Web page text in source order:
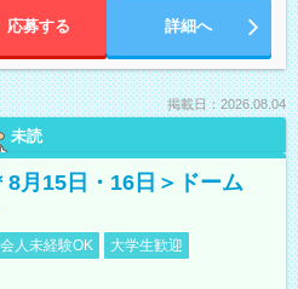
応募する 詳細へ
掲載日：2026.08.04
未読
8月15日・16日＞ドーム
人未経験OK
大学生歓迎